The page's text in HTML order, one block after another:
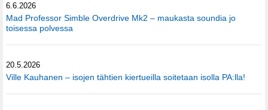
6.6.2026
Mad Professor Simble Overdrive Mk2 – maukasta soundia jo
toisessa polvessa
20.5.2026
Ville Kauhanen – isojen tähtien kiertueilla soitetaan isolla PA:lla!